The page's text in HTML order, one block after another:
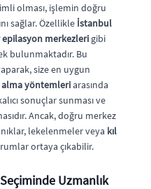
olması, işlemin doğru
sağlar. Özellikle İstanbul
epilasyon merkezleri gibi
bulunmaktadır. Bu
size en uygun
alma yöntemleriarasında
sonuçlar sunması ve
Ancak, doğru merkez
lekelenmeler veya kıl
ortaya çıkabilir.
Uzmanlık